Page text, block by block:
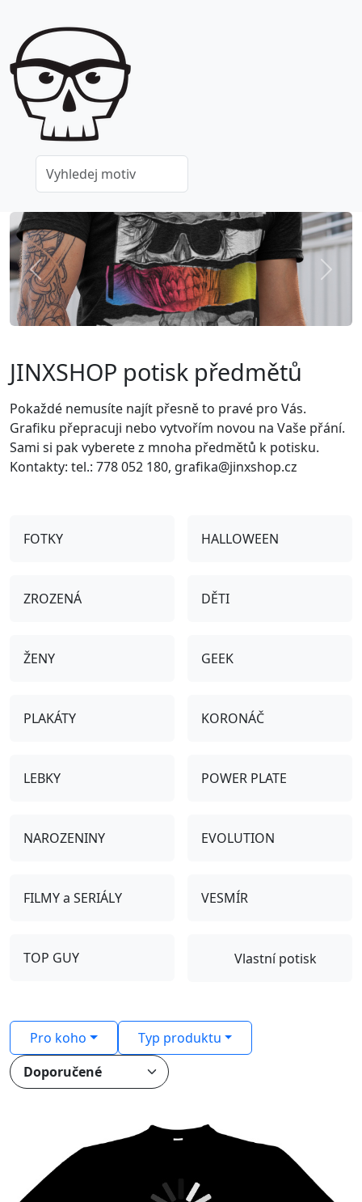
Previous Next
JINXSHOP potisk předmětů
Pokaždé nemusíte najít přesně to pravé pro Vás.
Grafiku přepracuji nebo vytvořím novou na Vaše přání.
Sami si pak vyberete z mnoha předmětů k potisku.
Kontakty: tel.: 778 052 180, grafika@jinxshop.cz
FOTKY HALLOWEEN
ZROZENÁ DĚTI
ŽENY GEEK
PLAKÁTY KORONÁČ
LEBKY POWER PLATE
NAROZENINY EVOLUTION
FILMY a SERIÁLY VESMÍR
TOP GUY Vlastní potisk
Pro koho Typ produktu